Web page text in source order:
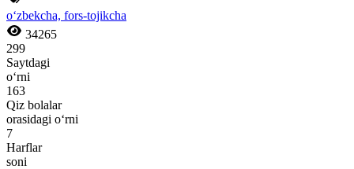
o‘zbekcha, fors-tojikcha
34265
299
Saytdagi
o‘rni
163
Qiz bolalar
orasidagi o‘rni
7
Harflar
soni